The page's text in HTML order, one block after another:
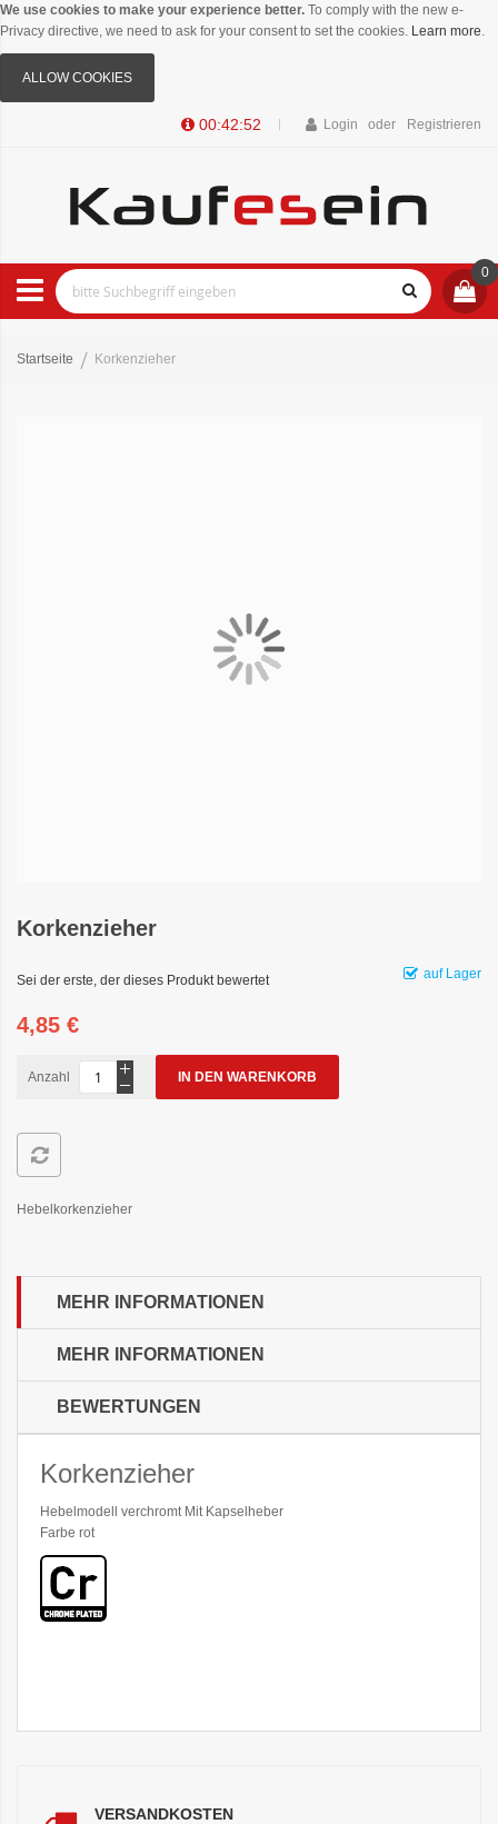
We use cookies to make your experience better. To comply with the new e-
Privacy directive, we need to ask for your consent to set the cookies. Learn more.
ALLOW COOKIES
Login Registrieren
00:42:52
0
Startseite Korkenzieher
Korkenzieher
auf Lager
Sei der erste, der dieses Produkt bewertet
4,85 €
Anzahl IN DEN WARENKORB
Hebelkorkenzieher
MEHR INFORMATIONEN
MEHR INFORMATIONEN
BEWERTUNGEN
Korkenzieher
Hebelmodell verchromt Mit Kapselheber
Farbe rot
VERSANDKOSTEN